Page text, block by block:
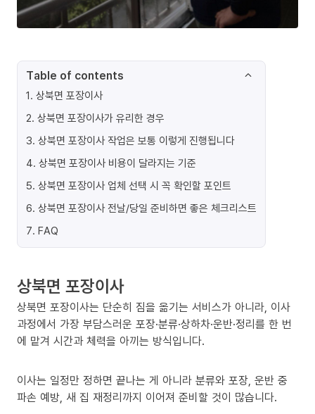
Table of contents
1. 상북면 포장이사
2. 상북면 포장이사가 유리한 경우
3. 상북면 포장이사 작업은 보통 이렇게 진행됩니다
4. 상북면 포장이사 비용이 달라지는 기준
5. 상북면 포장이사 업체 선택 시 꼭 확인할 포인트
6. 상북면 포장이사 전날/당일 준비하면 좋은 체크리스트
7. FAQ
상북면 포장이사
상북면 포장이사는 단순히 짐을 옮기는 서비스가 아니라, 이사
과정에서 가장 부담스러운 포장·분류·상하차·운반·정리를 한 번
에 맡겨 시간과 체력을 아끼는 방식입니다.
이사는 일정만 정하면 끝나는 게 아니라 분류와 포장, 운반 중
파손 예방, 새 집 재정리까지 이어져 준비할 것이 많습니다.